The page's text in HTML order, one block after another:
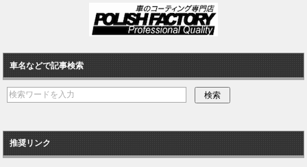
車名などで記事検索
推奨リンク